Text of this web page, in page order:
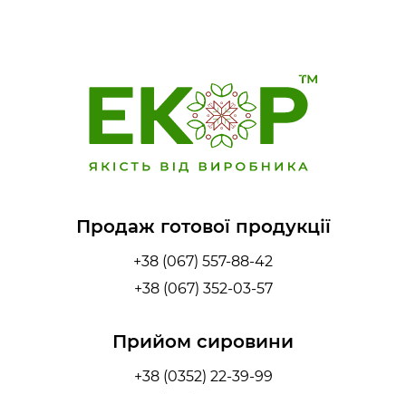
Продаж готової продукції
+38 (067) 557-88-42
+38 (067) 352-03-57
Прийом сировини
+38 (0352) 22-39-99